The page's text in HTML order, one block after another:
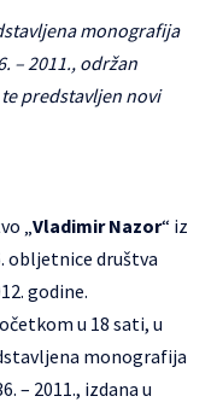
monografija
– 2011., održan
predstavljen novi
„Vladimir Nazor“ iz
obljetnice društva
godine.
u 18 sati, u
monografija
– 2011., izdana u